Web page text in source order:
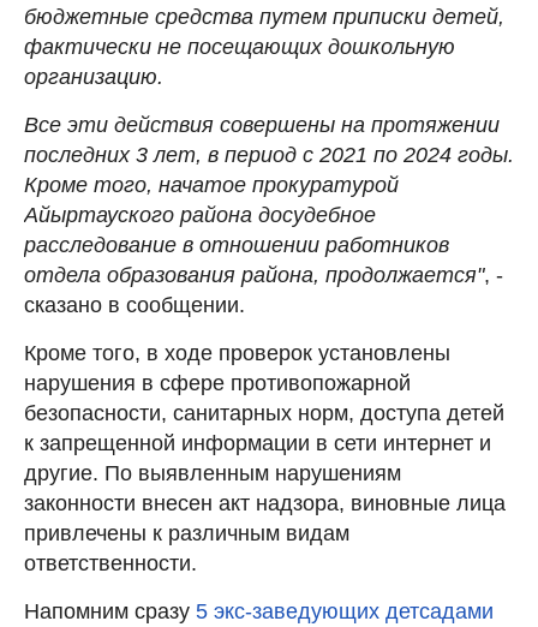
бюджетные средства путем приписки детей,
фактически не посещающих дошкольную
организацию.
Все эти действия совершены на протяжении
последних 3 лет, в период с 2021 по 2024 годы.
Кроме того, начатое прокуратурой
Айыртауского района досудебное
расследование в отношении работников
отдела образования района, продолжается", -
сказано в сообщении.
Кроме того, в ходе проверок установлены
нарушения в сфере противопожарной
безопасности, санитарных норм, доступа детей
к запрещенной информации в сети интернет и
другие. По выявленным нарушениям
законности внесен акт надзора, виновные лица
привлечены к различным видам
ответственности.
Напомним сразу 5 экс-заведующих детсадами